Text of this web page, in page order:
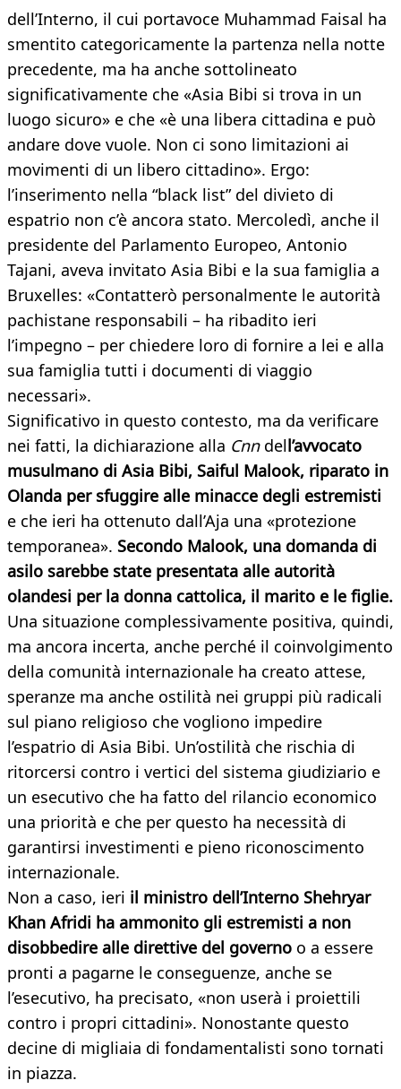
dell’Interno, il cui portavoce Muhammad Faisal ha
smentito categoricamente la partenza nella notte
precedente, ma ha anche sottolineato
significativamente che «Asia Bibi si trova in un
luogo sicuro» e che «è una libera cittadina e può
andare dove vuole. Non ci sono limitazioni ai
movimenti di un libero cittadino». Ergo:
l’inserimento nella “black list” del divieto di
espatrio non c’è ancora stato. Mercoledì, anche il
presidente del Parlamento Europeo, Antonio
Tajani, aveva invitato Asia Bibi e la sua famiglia a
Bruxelles: «Contatterò personalmente le autorità
pachistane responsabili – ha ribadito ieri
l’impegno – per chiedere loro di fornire a lei e alla
sua famiglia tutti i documenti di viaggio
necessari».
Significativo in questo contesto, ma da verificare
nei fatti, la dichiarazione alla Cnn dell’avvocato
musulmano di Asia Bibi, Saiful Malook, riparato in
Olanda per sfuggire alle minacce degli estremisti
e che ieri ha ottenuto dall’Aja una «protezione
temporanea». Secondo Malook, una domanda di
asilo sarebbe state presentata alle autorità
olandesi per la donna cattolica, il marito e le figlie.
Una situazione complessivamente positiva, quindi,
ma ancora incerta, anche perché il coinvolgimento
della comunità internazionale ha creato attese,
speranze ma anche ostilità nei gruppi più radicali
sul piano religioso che vogliono impedire
l’espatrio di Asia Bibi. Un’ostilità che rischia di
ritorcersi contro i vertici del sistema giudiziario e
un esecutivo che ha fatto del rilancio economico
una priorità e che per questo ha necessità di
garantirsi investimenti e pieno riconoscimento
internazionale.
Non a caso, ieri il ministro dell’Interno Shehryar
Khan Afridi ha ammonito gli estremisti a non
disobbedire alle direttive del governo o a essere
pronti a pagarne le conseguenze, anche se
l’esecutivo, ha precisato, «non userà i proiettili
contro i propri cittadini». Nonostante questo
decine di migliaia di fondamentalisti sono tornati
in piazza.